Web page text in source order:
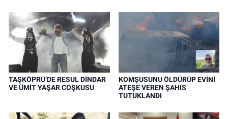
TAŞKÖPRÜ’DE RESUL DİNDAR
VE ÜMİT YAŞAR COŞKUSU
KOMŞUSUNU ÖLDÜRÜP EVİNİ
ATEŞE VEREN ŞAHIS
TUTUKLANDI